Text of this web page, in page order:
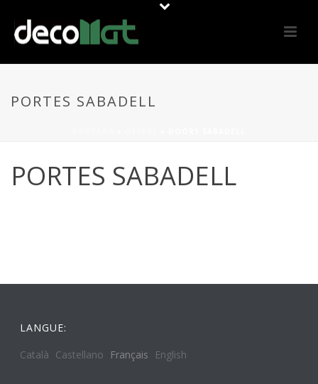
PORTES SABADELL
PORTES SABADELL
LANGUE:
Català Castellano Français English